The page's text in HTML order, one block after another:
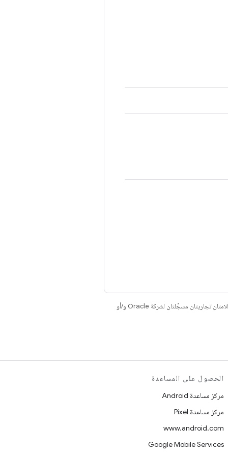
. إنّ Java وOpenJDK هما علامتان تجاريتان مسجَّلتان لشركة Oracle و/أو
الحصول على المساعدة
مركز مساعدة Android
مركز مساعدة Pixel
www.android.com
Google Mobile Services